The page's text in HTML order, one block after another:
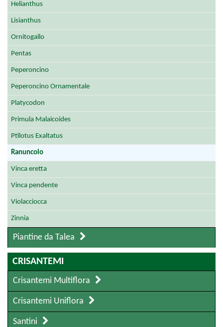
Helianthus
Lisianthus
Ornitogallo
Pentas
Peperoncino
Peperoncino Ornamentale
Platycodon
Primula Malaicoides
Ptilotus Exaltatus
Ranuncolo
Vinca eretta
Vinca pendente
Violacciocca
Zinnia
Piantine da Talea
CRISANTEMI
Crisantemi Multiflora
Crisantemi Uniflora
Santini